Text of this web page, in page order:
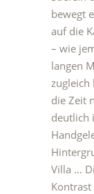
bewegt
auf die
– wie
langen
zugleich
die Zeit
deutlich
Villa …